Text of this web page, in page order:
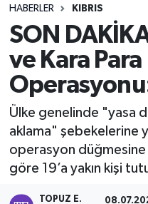
HABERLER KIBRIS
SON
ve Kara Para
Ülke genelinde "yasa
aklama" şebekelerine
operasyon düğmesine
göre 19’a yakın kişi
TOPUZ E.
MAGAZİN
SAĞLIK
SPOR
TEKNOLOJİ
TÜRKİYE
Süper Lig Puan
Tüm Manşetler
Son Dakika
Haber Arşivi